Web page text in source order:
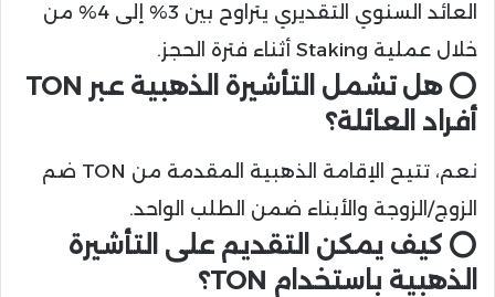
العائد السنوي التقديري يتراوح بين 3% إلى 4% من
خلال عملية Staking أثناء فترة الحجز.
⭕ هل تشمل التأشيرة الذهبية عبر TON
أفراد العائلة؟
نعم، تتيح الإقامة الذهبية المقدمة من TON ضم
الزوج/الزوجة والأبناء ضمن الطلب الواحد.
⭕ كيف يمكن التقديم على التأشيرة
الذهبية باستخدام TON؟